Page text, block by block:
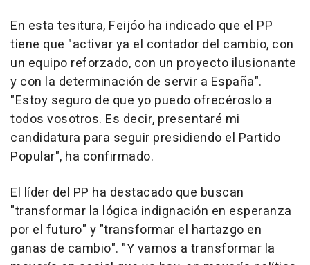
En esta tesitura, Feijóo ha indicado que el PP
tiene que "activar ya el contador del cambio, con
un equipo reforzado, con un proyecto ilusionante
y con la determinación de servir a España".
"Estoy seguro de que yo puedo ofrecéroslo a
todos vosotros. Es decir, presentaré mi
candidatura para seguir presidiendo el Partido
Popular", ha confirmado.
El líder del PP ha destacado que buscan
"transformar la lógica indignación en esperanza
por el futuro" y "transformar el hartazgo en
ganas de cambio". "Y vamos a transformar la